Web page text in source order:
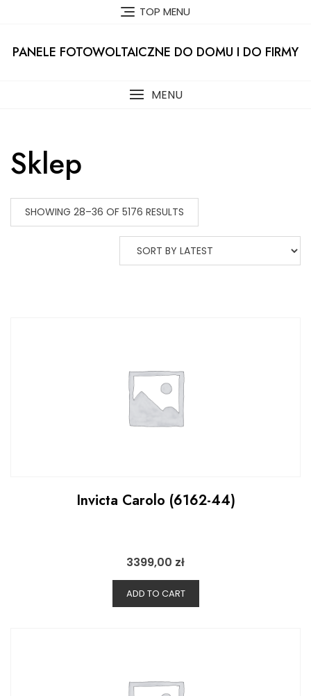
TOP MENU
PANELE FOTOWOLTAICZNE DO DOMU I DO FIRMY
MENU
Sklep
SHOWING 28–36 OF 5176 RESULTS
Invicta Carolo (6162-44)
3399,00 zł
ADD TO CART